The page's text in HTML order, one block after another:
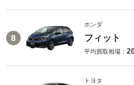
8
ホンダ
フィット
平均買取相場：
トヨタ